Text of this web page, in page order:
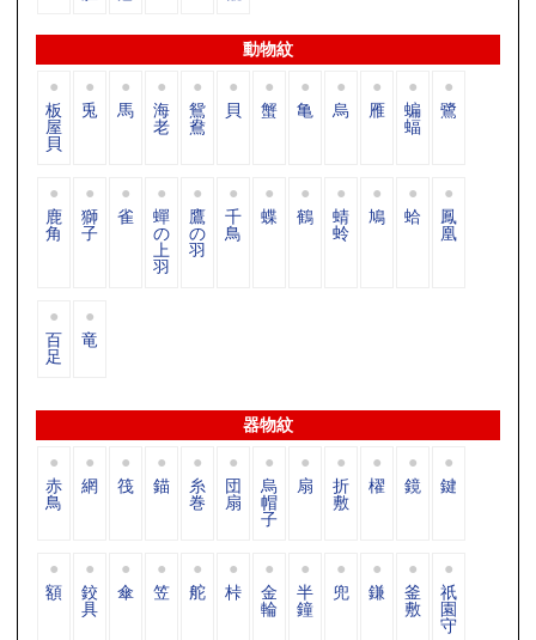
動物紋
板
屋
貝
兎 馬 海
老
鴛
鴦
貝 蟹 亀 烏 雁 蝙
蝠
鷺
鹿
角
獅
子
雀 蟬
の
上
羽
鷹
の
羽
千
鳥
蝶 鶴 蜻
蛉
鳩 蛤 鳳
凰
百
足
竜
器物紋
赤
鳥
網 筏 錨 糸
巻
団
扇
烏
帽
子
扇 折
敷
櫂 鏡 鍵
額 鉸
具
傘 笠 舵 桛 金
輪
半
鐘
兜 鎌 釜
敷
祇
園
守